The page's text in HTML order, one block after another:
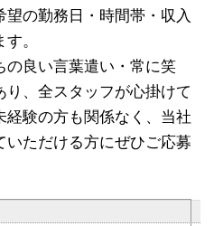
の勤務日・時間帯・収入
。
の良い言葉遣い・常に笑
、全スタッフが心掛けて
経験の方も関係なく、当社
ただける方にぜひご応募